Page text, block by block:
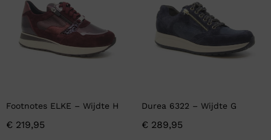
Footnotes ELKE – Wijdte H
€ 219,95
Durea 6322 – Wijdte G
€ 289,95